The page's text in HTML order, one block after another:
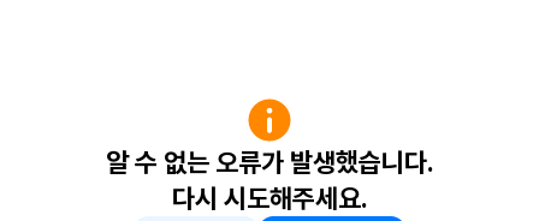
알 수 없는 오류가 발생했습니다.
다시 시도해주세요.